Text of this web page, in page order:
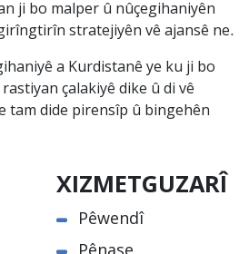
ji bo malper û nûçegihaniyên
stratejiyên vê ajansê ne.
a Kurdistanê ye ku ji bo
çalakiyê dike û di vê
tam dide pirensîp û bingehên
XIZMETGUZARÎ
Pêwendî